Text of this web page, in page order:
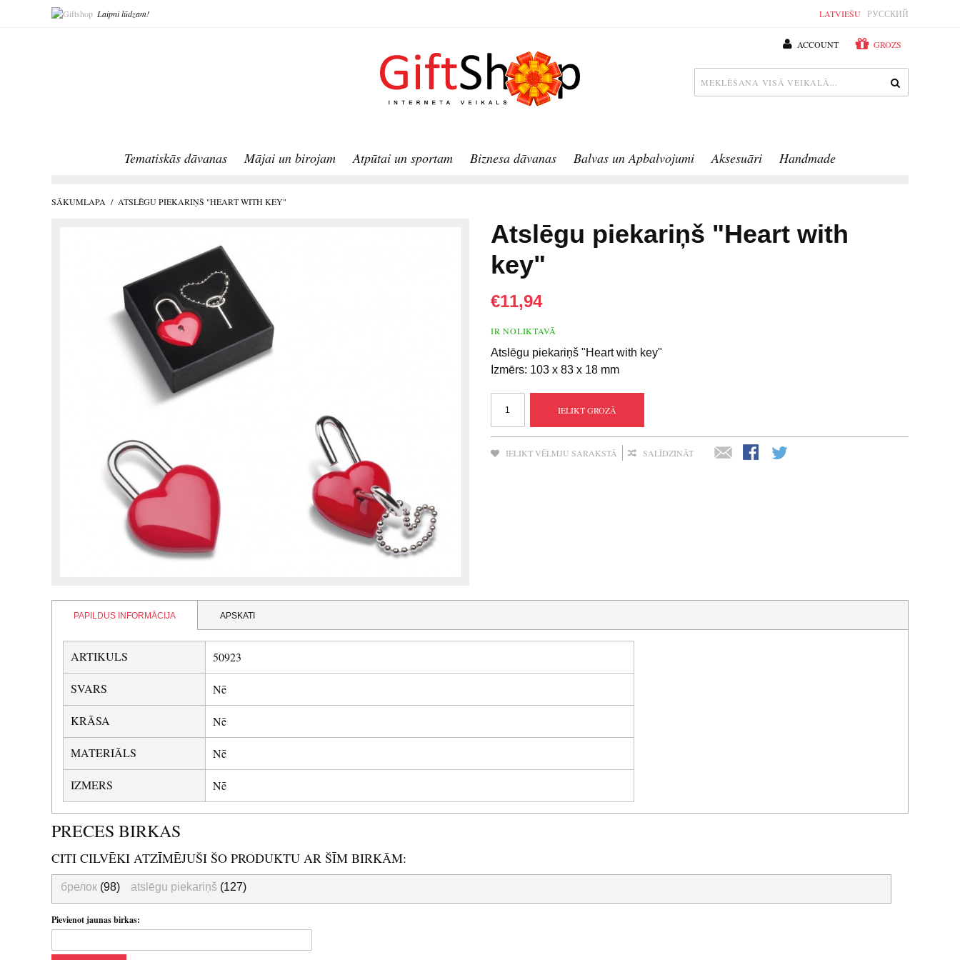
Laipni lūdzam! LATVIEŠU РУССКИЙ
ACCOUNT GROZS
Tematiskās dāvanas Mājai un birojam Atpūtai un sportam Biznesa dāvanas Balvas un Apbalvojumi Aksesuāri Handmade
SĀKUMLAPA / ATSLĒGU PIEKARIŅŠ "HEART WITH KEY"
Atslēgu piekariņš "Heart with
key"
€11,94
IR NOLIKTAVĀ
Atslēgu piekariņš "Heart with key"
Izmērs: 103 x 83 x 18 mm
IELIKT GROZĀ
IELIKT VĒLMJU SARAKSTĀ SALĪDZINĀT
PAPILDUS INFORMĀCIJA APSKATI
ARTIKULS 50923
SVARS Nē
KRĀSA Nē
MATERIĀLS Nē
IZMERS Nē
PRECES BIRKAS
CITI CILVĒKI ATZĪMĒJUŠI ŠO PRODUKTU AR ŠĪM BIRKĀM:
брелок (98) atslēgu piekariņš (127)
Pievienot jaunas birkas: